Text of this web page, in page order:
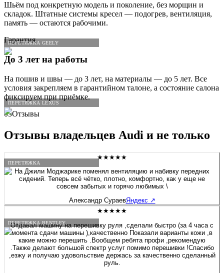
ПЕРЕТЯЖКА GEELY
ПЕРЕТЯЖКА LEXUS
ПЕРЕТЯЖКА
ПЕРЕТЯЖКА BENTLEY
Шьём под конкретную модель и поколение, без морщин и
складок. Штатные системы кресел — подогрев, вентиляция,
память — остаются рабочими.
Гарантия
До 3 лет на работы
На пошив и швы — до 3 лет, на материалы — до 5 лет. Все
условия закрепляем в гарантийном талоне, а состояние салона
фиксируем при приёмке.
05Отзывы
Отзывы владельцев Audi и не только
★★★★★
На Джили Моджарике поменял вентиляцию и набивку передних
сидений. Теперь всё чётко, плотно, комфортно, как у еще не
совсем забытых и горячо любимых \
Александр СураевЯндекс ↗
★★★★★
Отдавал машину на перешивку руля ,сделали быстро (за 4 часа с
момента сдачи машины ),качественно Показали варианты кожи ,в
какие можно перешить .Вообщем ребята профи ,рекомендую
.Также делают большой спектр услуг помимо перешивки !Спасибо
,езжу и получаю удовольствие держась за качественно сделанный
руль.